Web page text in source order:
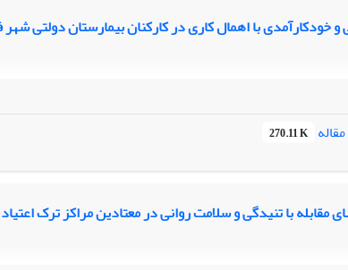
خودکارآمدی با اهمال کاری در کارکنان بیمارستان دولتی
270.11 K
مقابله با تنیدگی و سلامت روانی در معتادین مراکز ترک